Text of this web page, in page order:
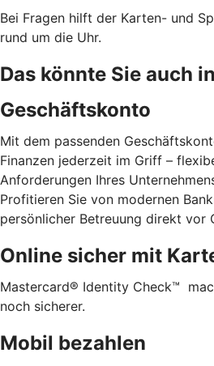
Bei Fragen hilft der Karten- und
rund um die Uhr.
Das könnte Sie auch
Geschäftskonto
Mit dem passenden
Finanzen jederzeit im Griff –
Anforderungen Ihres
Profitieren Sie von modernen
persönlicher Betreuung direkt vor
Online sicher mit
Mastercard® Identity Check™
noch sicherer.
Mobil bezahlen